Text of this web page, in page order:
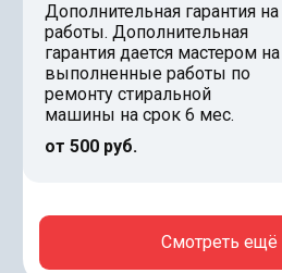
Дополнительная гарантия на
работы. Дополнительная
гарантия дается мастером на
выполненные работы по
ремонту стиральной
машины на срок 6 мес.
от 500 руб.